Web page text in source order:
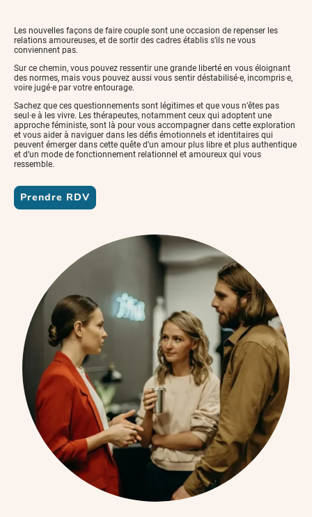
Les nouvelles façons de faire couple sont une occasion de repenser les
relations amoureuses, et de sortir des cadres établis s’ils ne vous
conviennent pas.
Sur ce chemin, vous pouvez ressentir une grande liberté en vous éloignant
des normes, mais vous pouvez aussi vous sentir déstabilisé·e, incompris·e,
voire jugé·e par votre entourage.
Sachez que ces questionnements sont légitimes et que vous n’êtes pas
seul·e à les vivre. Les thérapeutes, notamment ceux qui adoptent une
approche féministe, sont là pour vous accompagner dans cette exploration
et vous aider à naviguer dans les défis émotionnels et identitaires qui
peuvent émerger dans cette quête d’un amour plus libre et plus authentique
et d’un mode de fonctionnement relationnel et amoureux qui vous
ressemble.
Prendre RDV